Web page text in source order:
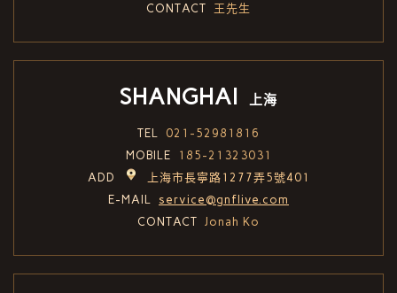
CONTACT
王先生
SHANGHAI 上海
TEL
021-52981816
MOBILE
185-21323031
ADD
上海市長寧路1277弄5號401
E-MAIL
service@gnflive.com
CONTACT
Jonah Ko